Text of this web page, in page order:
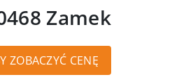
Zamek
ZOBACZYĆ CENĘ